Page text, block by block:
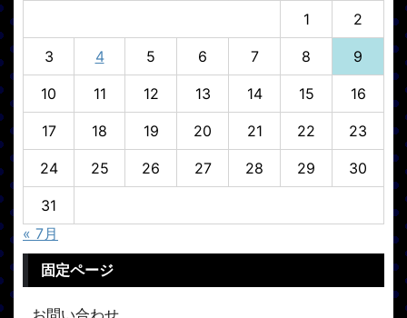
1 2
3 4 5 6 7 8 9
10 11 12 13 14 15 16
17 18 19 20 21 22 23
24 25 26 27 28 29 30
31
« 7月
固定ページ
お問い合わせ